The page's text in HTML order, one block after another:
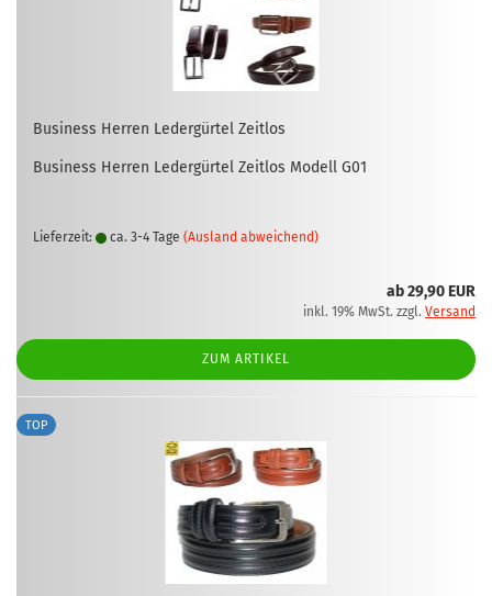
Busi­ness Her­ren Le­der­gür­tel Zeit­los
Busi­ness Her­ren Le­der­gür­tel Zeit­los Mo­dell G01
Lieferzeit: ca. 3-4 Tage (Ausland abweichend)
ab 29,90 EUR
inkl. 19% MwSt. zzgl. Versand
ZUM ARTIKEL
TOP